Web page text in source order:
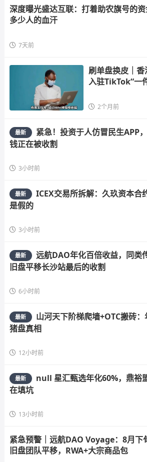
深度曝光盛达互联：打着助农旗号的
多少人的血汗
7天前
刷单盘换皮｜
入驻TikTok“一
2个月前
最新
紧急！投资于人仿冒民生APP
钱正在被收割
3小时前
最新
ICEX交易所拆解：久玖资本合
是假的
3小时前
最新
远航DAO年化百倍收益，同类
旧盘平移长沙站最后的收割
6小时前
最新
山河天下阶梯爬墙+OTC搬砖
猪盘真相
12小时前
最新
null 星汇甄选年化60%，鼎裕
在填坑
13小时前
紧急预警｜远航DAO Voyage：8月下
旧盘团队平移，RWA+大宗商品包